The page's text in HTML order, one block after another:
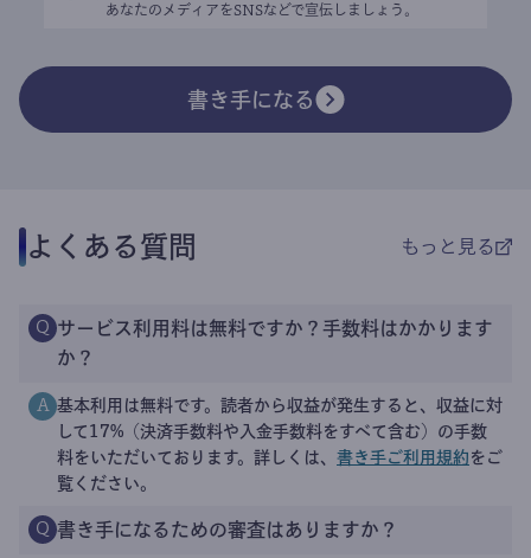
あなたのメディアをSNSなどで宣伝しましょう。
書き手になる
よくある質問 もっと見る
Q サービス利用料は無料ですか？手数料はかかります
か？
A 基本利用は無料です。読者から収益が発生すると、収益に対
して17%（決済手数料や入金手数料をすべて含む）の手数
料をいただいております。詳しくは、 書き手ご利用規約 をご
覧ください。
Q 書き手になるための審査はありますか？